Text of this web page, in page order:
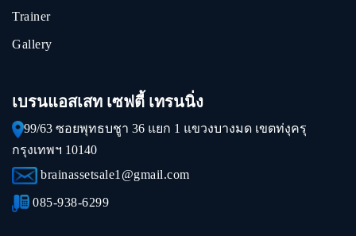
Trainer
Gallery
เบรนแอสเสท เซฟตี้ เทรนนิ่ง
99/63 ซอยพุทธบชูา 36 แยก 1 แขวงบางมด เขตท่งุครุ
กรุงเทพฯ 10140
brainassetsale1@gmail.com
085-938-6299